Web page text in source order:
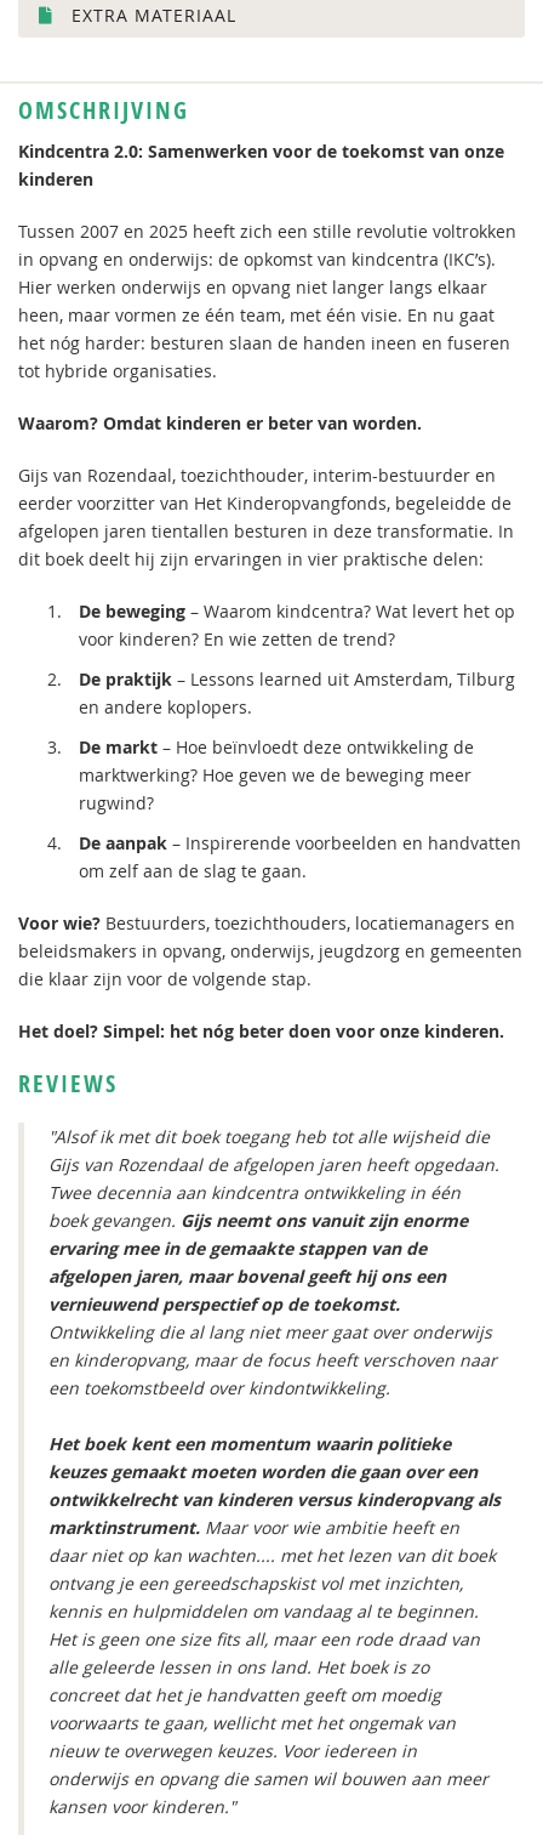
EXTRA MATERIAAL
OMSCHRIJVING
Kindcentra 2.0: Samenwerken voor de toekomst van onze
kinderen
Tussen 2007 en 2025 heeft zich een stille revolutie voltrokken
in opvang en onderwijs: de opkomst van kindcentra (IKC’s).
Hier werken onderwijs en opvang niet langer langs elkaar
heen, maar vormen ze één team, met één visie. En nu gaat
het nóg harder: besturen slaan de handen ineen en fuseren
tot hybride organisaties.
Waarom? Omdat kinderen er beter van worden.
Gijs van Rozendaal, toezichthouder, interim-bestuurder en
eerder voorzitter van Het Kinderopvangfonds, begeleidde de
afgelopen jaren tientallen besturen in deze transformatie. In
dit boek deelt hij zijn ervaringen in vier praktische delen:
De beweging – Waarom kindcentra? Wat levert het op
voor kinderen? En wie zetten de trend?
De praktijk – Lessons learned uit Amsterdam, Tilburg
en andere koplopers.
De markt – Hoe beïnvloedt deze ontwikkeling de
marktwerking? Hoe geven we de beweging meer
rugwind?
De aanpak – Inspirerende voorbeelden en handvatten
om zelf aan de slag te gaan.
Voor wie? Bestuurders, toezichthouders, locatiemanagers en
beleidsmakers in opvang, onderwijs, jeugdzorg en gemeenten
die klaar zijn voor de volgende stap.
Het doel? Simpel: het nóg beter doen voor onze kinderen.
REVIEWS
"Alsof ik met dit boek toegang heb tot alle wijsheid die
Gijs van Rozendaal de afgelopen jaren heeft opgedaan.
Twee decennia aan kindcentra ontwikkeling in één
boek gevangen. Gijs neemt ons vanuit zijn enorme
ervaring mee in de gemaakte stappen van de
afgelopen jaren, maar bovenal geeft hij ons een
vernieuwend perspectief op de toekomst.
Ontwikkeling die al lang niet meer gaat over onderwijs
en kinderopvang, maar de focus heeft verschoven naar
een toekomstbeeld over kindontwikkeling.
Het boek kent een momentum waarin politieke
keuzes gemaakt moeten worden die gaan over een
ontwikkelrecht van kinderen versus kinderopvang als
marktinstrument. Maar voor wie ambitie heeft en
daar niet op kan wachten.... met het lezen van dit boek
ontvang je een gereedschapskist vol met inzichten,
kennis en hulpmiddelen om vandaag al te beginnen.
Het is geen one size fits all, maar een rode draad van
alle geleerde lessen in ons land. Het boek is zo
concreet dat het je handvatten geeft om moedig
voorwaarts te gaan, wellicht met het ongemak van
nieuw te overwegen keuzes. Voor iedereen in
onderwijs en opvang die samen wil bouwen aan meer
kansen voor kinderen."